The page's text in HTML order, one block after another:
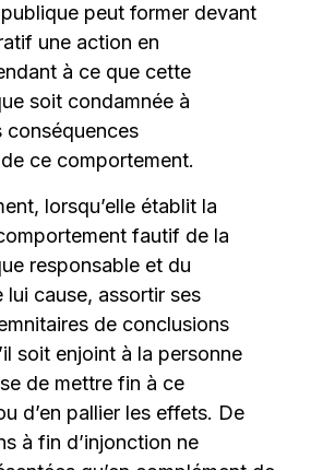
publique peut former devant
une action en
à ce que cette
soit condamnée à
conséquences
ce comportement.
lorsqu’elle établit la
fautif de la
responsable et du
lui cause, assortir ses
de conclusions
soit enjoint à la personne
de mettre fin à ce
d’en pallier les effets. De
à fin d’injonction ne